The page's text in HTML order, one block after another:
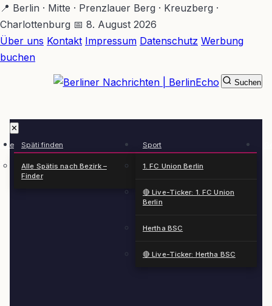
Zum
Hauptinhalt
springen
📍 Berlin · Mitte · Prenzlauer Berg · Kreuzberg ·
Charlottenburg 📅 8. August 2026
Über uns Kontakt Impressum Datenschutz Werbung
buchen
✕
Späti finden
Alle Spätis nach Bezirk –
Finder
Sport
1. FC Union Berlin
🔴 Live-Ticker: 1. FC Union
Berlin
Hertha BSC
🔴 Live-Ticker: Hertha BSC
Suchen